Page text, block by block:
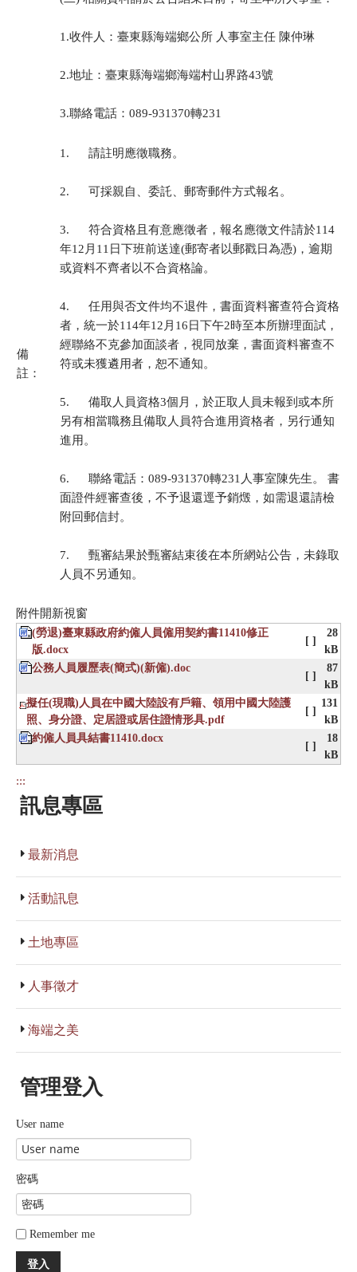
1.收件人：臺東縣海端鄉公所 人事室主任 陳仲琳
2.地址：臺東縣海端鄉海端村山界路43號
3.聯絡電話：089-931370轉231
備
註：
1. 請註明應徵職務。
2. 可採親自、委託、郵寄郵件方式報名。
3. 符合資格且有意應徵者，報名應徵文件請於114
年12月11日下班前送達(郵寄者以郵戳日為憑)，逾期
或資料不齊者以不合資格論。
4. 任用與否文件均不退件，書面資料審查符合資格
者，統一於114年12月16日下午2時至本所辦理面試，
經聯絡不克參加面談者，視同放棄，書面資料審查不
符或未獲遴用者，恕不通知。
5. 備取人員資格3個月，於正取人員未報到或本所
另有相當職務且備取人員符合進用資格者，另行通知
進用。
6. 聯絡電話：089-931370轉231人事室陳先生。 書
面證件經審查後，不予退還逕予銷燬，如需退還請檢
附回郵信封。
7. 甄審結果於甄審結束後在本所網站公告，未錄取
人員不另通知。
附件開新視窗
(勞退)臺東縣政府約僱人員僱用契約書11410修正
版.docx
[ ]
28
kB
公務人員履歷表(簡式)(新僱).doc
[ ]
87
kB
擬任(現職)人員在中國大陸設有戶籍、領用中國大陸護
照、身分證、定居證或居住證情形具.pdf
[ ]
131
kB
約僱人員具結書11410.docx
[ ]
18
kB
:::
訊息專區
最新消息
活動訊息
土地專區
人事徵才
海端之美
管理登入
User name
密碼
Remember me
登入